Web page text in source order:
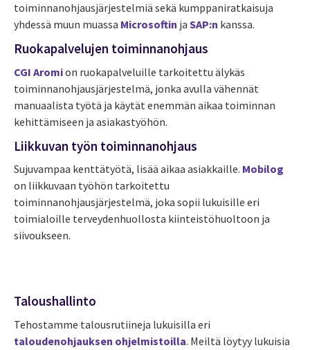
toiminnanohjausjärjestelmiä sekä kumppaniratkaisuja
yhdessä muun muassa Microsoftin ja SAP:n kanssa.
Ruokapalvelujen toiminnanohjaus
CGI Aromion ruokapalveluille tarkoitettu älykäs
toiminnanohjausjärjestelmä, jonka avulla vähennät
manuaalista työtä ja käytät enemmän aikaa toiminnan
kehittämiseen ja asiakastyöhön.
Liikkuvan työn toiminnanohjaus
Sujuvampaa kenttätyötä, lisää aikaa asiakkaille. Mobilog
on liikkuvaan työhön tarkoitettu
toiminnanohjausjärjestelmä, joka sopii lukuisille eri
toimialoille terveydenhuollosta kiinteistöhuoltoon ja
siivoukseen.
Taloushallinto
Tehostamme talousrutiineja lukuisilla eri
taloudenohjauksen ohjelmistoilla. Meiltä löytyy lukuisia